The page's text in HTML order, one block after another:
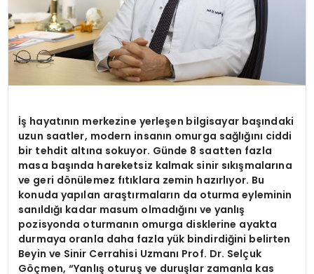
YAŞAM
İş hayatının merkezine yerleşen bilgisayar başındaki
uzun saatler, modern insanın omurga sağlığını ciddi
bir tehdit altına sokuyor. Günde 8 saatten fazla
masa başında hareketsiz kalmak sinir sıkışmalarına
ve geri dönülemez fıtıklara zemin hazırlıyor. Bu
konuda yapılan araştırmaların da oturma eyleminin
sanıldığı kadar masum olmadığını ve yanlış
pozisyonda oturmanın omurga disklerine ayakta
durmaya oranla daha fazla yük bindirdiğini belirten
Beyin ve Sinir Cerrahisi Uzmanı Prof. Dr. Selçuk
Göçmen, “Yanlış oturuş ve duruşlar zamanla kas